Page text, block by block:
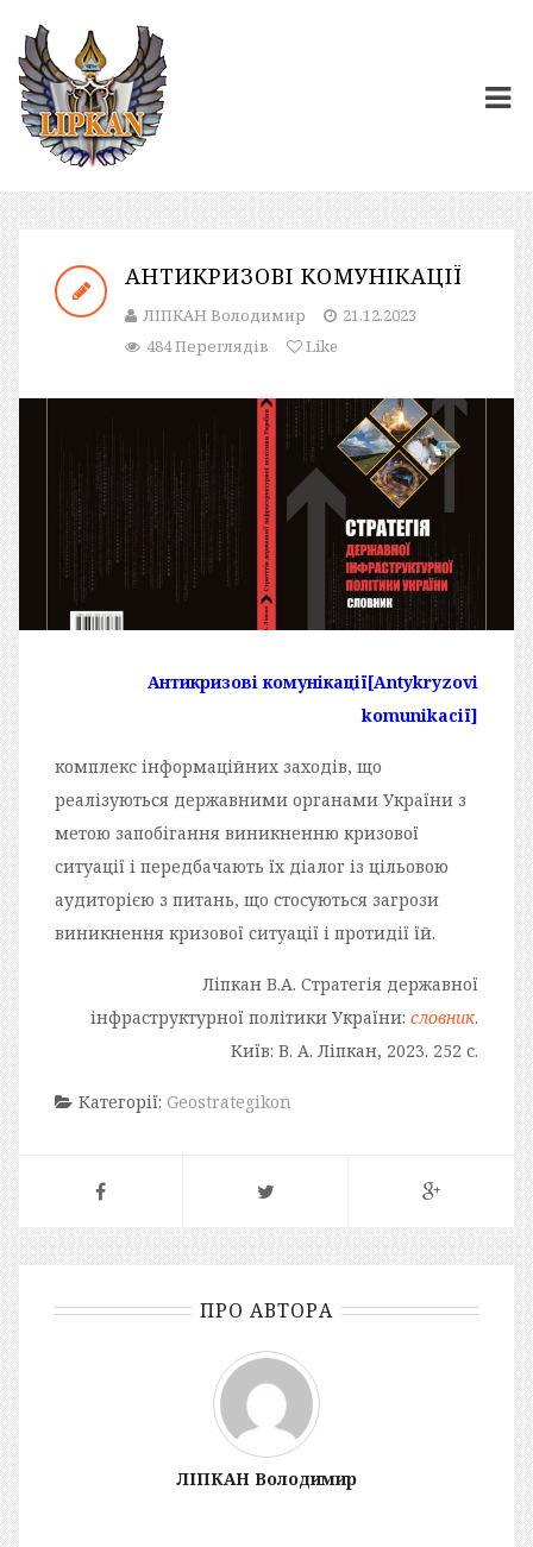
АНТИКРИЗОВІ КОМУНІКАЦІЇ
ЛІПКАН Володимир
21.12.2023
484 Переглядів
Like
Антикризові комунікації[Antykryzovi
komunikaciї]
комплекс інформаційних заходів, що
реалізуються державними органами України з
метою запобігання виникненню кризової
ситуації і передбачають їх діалог із цільовою
аудиторією з питань, що стосуються загрози
виникнення кризової ситуації і протидії їй.
Ліпкан В.А. Стратегія державної
інфраструктурної політики України: словник.
Київ: В. А. Ліпкан, 2023. 252 с.
Категорії: Geostrategikon
ПРО АВТОРА
ЛІПКАН Володимир